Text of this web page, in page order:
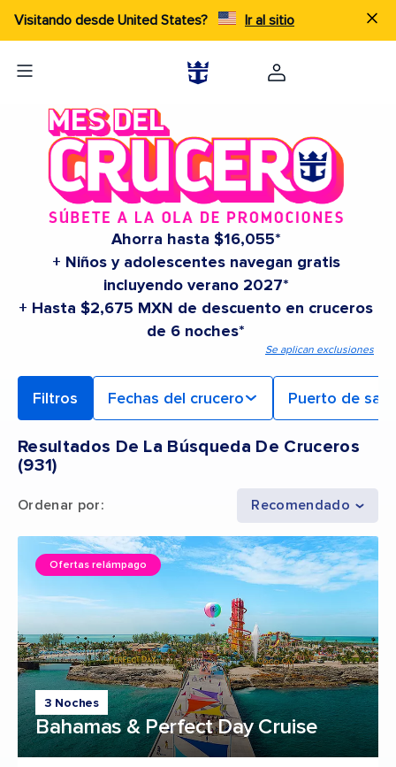
Visitando desde United States? Ir al sitio
Ahorra hasta $16,055*
+ Niños y adolescentes navegan gratis
incluyendo verano 2027*
+ Hasta $2,675 MXN de descuento en cruceros
de 6 noches*
Se aplican exclusiones
Filtros Fechas del crucero Puerto de
Resultados De La Búsqueda De Cruceros
(931)
Ordenar por: Recomendado
3 Noches
Bahamas & Perfect Day Cruise
Ofertas relámpago